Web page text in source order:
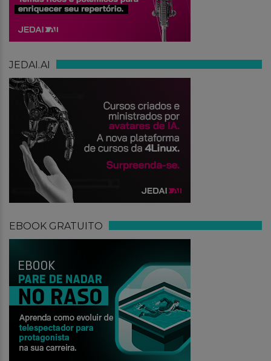
JEDAI.AI
EBOOK GRATUITO